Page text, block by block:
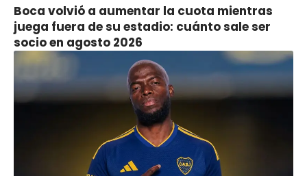
Boca volvió a aumentar la cuota mientras
juega fuera de su estadio: cuánto sale ser
socio en agosto 2026